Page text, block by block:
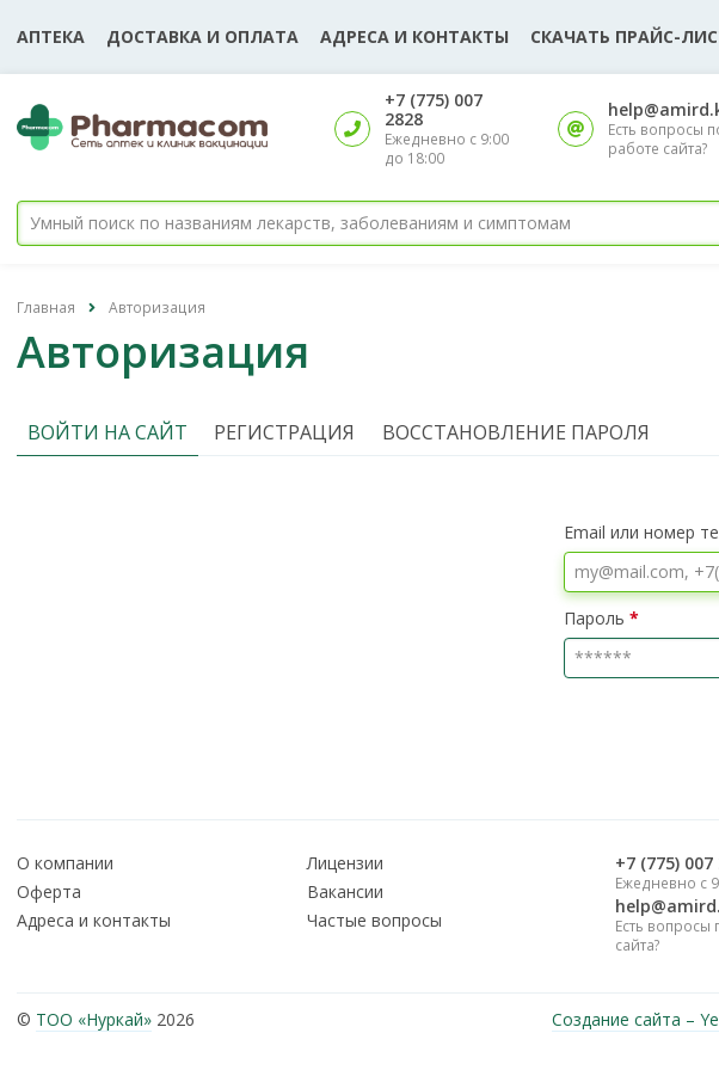
АПТЕКА ДОСТАВКА И ОПЛАТА АДРЕСА И КОНТАКТЫ СКАЧАТЬ ПРАЙС-
‎+7 (775) 007
2828
Ежедневно с 9:00
до 18:00
Есть вопросы
работе сайта?
Главная Авторизация
Авторизация
ВОЙТИ НА САЙТ РЕГИСТРАЦИЯ ВОССТАНОВЛЕНИЕ ПАРОЛЯ
Email или номер
Пароль *
О компании
Лицензии
Оферта
Вакансии
Адреса и контакты
Частые вопросы
‎+7 (775) 007
Ежедневно с
Есть вопросы
сайта?
© ТОО «Нуркай» 2026 Создание сайта –